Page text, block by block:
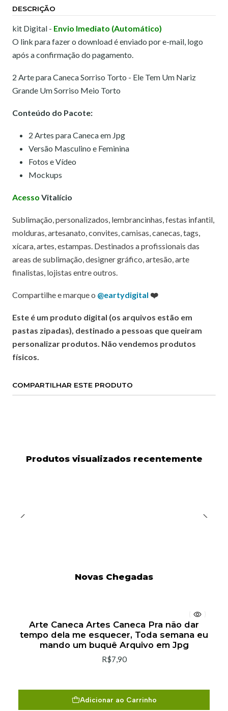
DESCRIÇÃO
kit Digital - Envio Imediato (Automático)
O link para fazer o download é enviado por e-mail, logo
após a confirmação do pagamento.
2 Arte para Caneca Sorriso Torto - Ele Tem Um Nariz
Grande Um Sorriso Meio Torto
Conteúdo do Pacote:
2 Artes para Caneca em Jpg
Versão Masculino e Feminina
Fotos e Vídeo
Mockups
Acesso Vitalício
Sublimação, personalizados, lembrancinhas, festas infantil,
molduras, artesanato, convites, camisas, canecas, tags,
xícara, artes, estampas. Destinados a profissionais das
areas de sublimação, designer gráfico, artesão, arte
finalistas, lojistas entre outros.
Compartilhe e marque o @eartydigital ❤️
Este é um produto digital (os arquivos estão em
pastas zipadas), destinado a pessoas que queiram
personalizar produtos. Não vendemos produtos
físicos.
COMPARTILHAR ESTE PRODUTO
Produtos visualizados recentemente
Novas Chegadas
Arte Caneca Artes Caneca Pra não dar
tempo dela me esquecer, Toda semana eu
mando um buquê Arquivo em Jpg
R$7,90
Adicionar ao Carrinho